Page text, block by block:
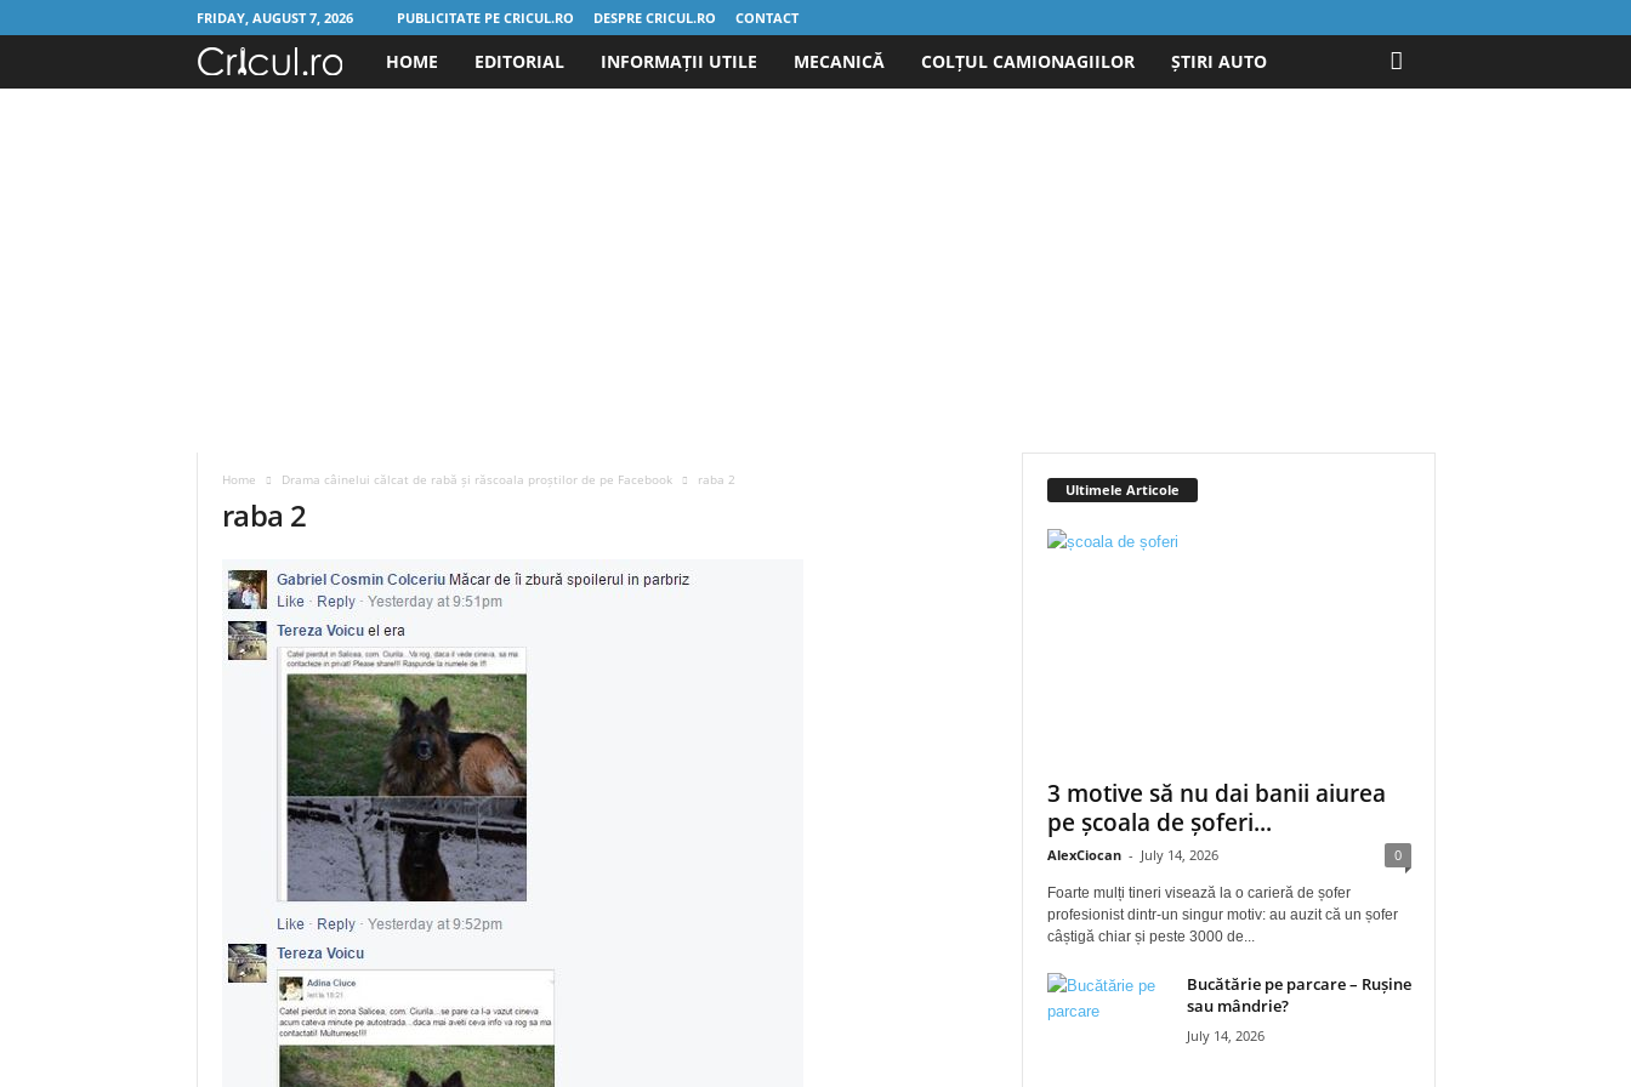
FRIDAY, AUGUST 7, 2026 PUBLICITATE PE CRICUL.RO DESPRE CRICUL.RO CONTACT
o
HOME EDITORIAL INFORMAȚII UTILE MECANICĂ COLȚUL CAMIONAGIILOR ȘTIRI AUTO
Home Drama câinelui călcat de rabă și răscoala proștilor de pe Facebook raba 2
raba 2
Ultimele Articole
3 motive să nu dai banii aiurea
pe școala de șoferi...
AlexCiocan - July 14, 2026 0
Foarte mulți tineri visează la o carieră de șofer
profesionist dintr-un singur motiv: au auzit că un șofer
câștigă chiar și peste 3000 de...
Bucătărie pe parcare – Rușine
sau mândrie?
July 14, 2026